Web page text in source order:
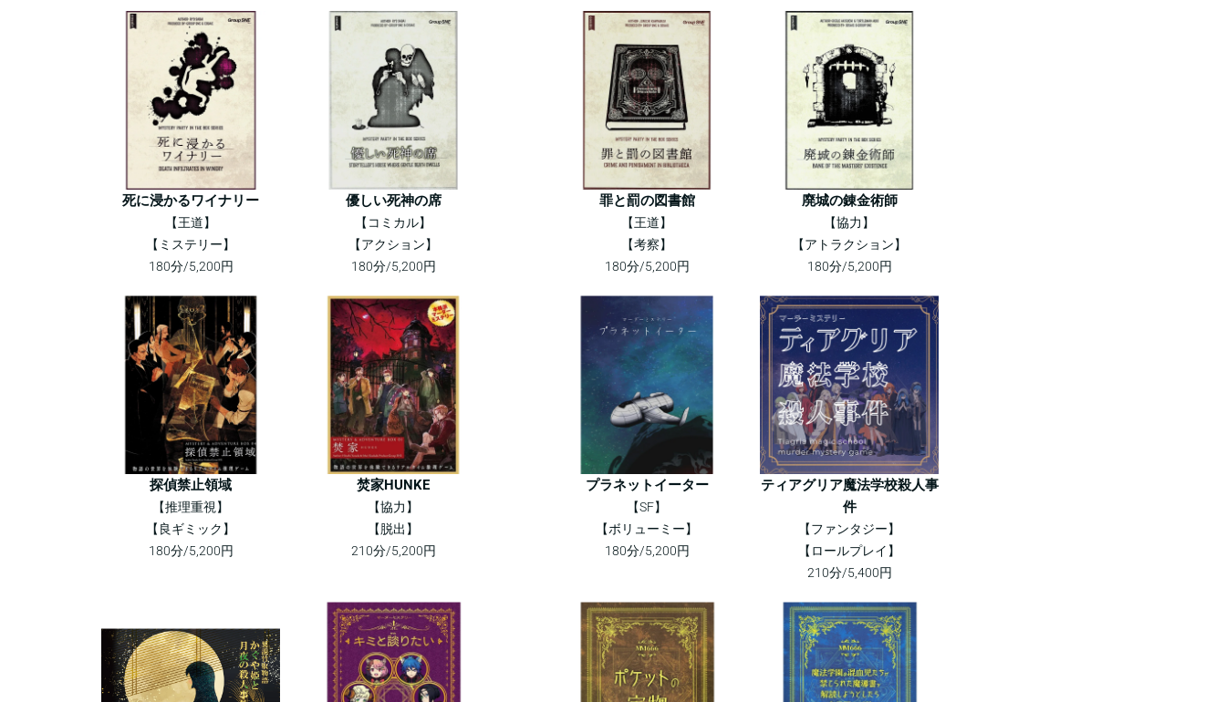
死に浸かるワイナリー
【王道】
【ミステリー】
180分/5,200円
優しい死神の席
【コミカル】
【アクション】
180分/5,200円
罪と罰の図書館
【王道】
【考察】
180分/5,200円
廃城の錬金術師
【協力】
【アトラクション】
180分/5,200円
探偵禁止領域
【推理重視】
【良ギミック】
180分/5,200円
焚家HUNKE
【協力】
【脱出】
210分/5,200円
プラネットイーター
【SF】
【ボリューミー】
180分/5,200円
ティアグリア魔法学校殺人事
件
【ファンタジー】
【ロールプレイ】
210分/5,400円